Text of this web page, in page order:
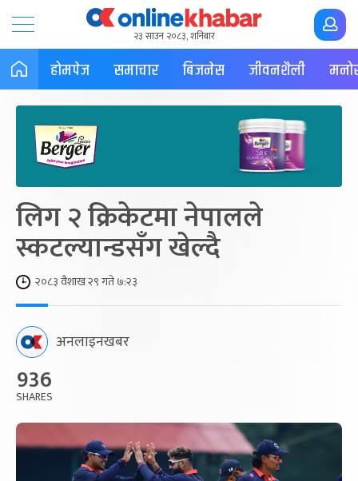
२३ साउन २०८३, शनिबार
होमपेज समाचार बिजनेस जीवनशैली
लिग २ क्रिकेटमा नेपालले
स्कटल्यान्डसँग खेल्दै
२०८३ वैशाख २९ गते ७:२३
अनलाइनखबर
936
SHARES